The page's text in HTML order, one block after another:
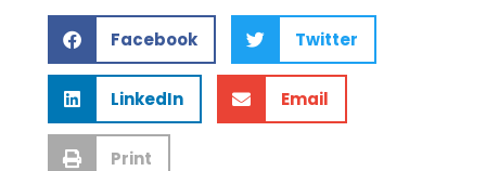
Facebook Twitter
LinkedIn Email
Print